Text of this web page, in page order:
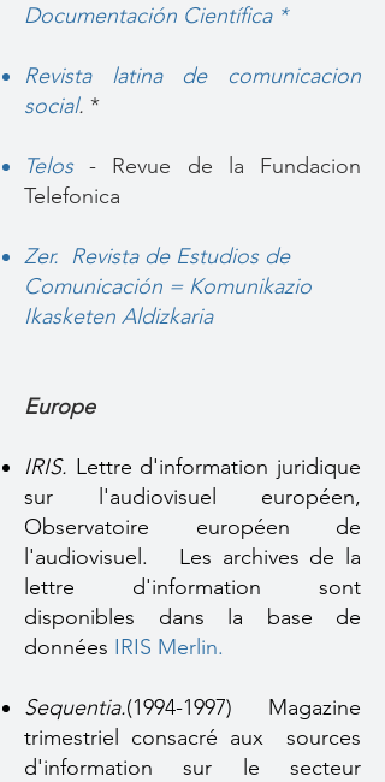
Documentación Científica *
Revista latina de comunicacion
social. *
Telos- Revue de la Fundacion
Telefonica
Zer. Revista de Estudios de
Comunicación = Komunikazio
Ikasketen Aldizkaria
Europe
IRIS. Lettre d'information juridique
sur l'audiovisuel européen,
Observatoire européen de
l'audiovisuel. Les archives de la
lettre d'information sont
disponibles dans la base de
données IRIS Merlin.
Sequentia.(1994-1997) Magazine
trimestriel consacré aux sources
d'information sur le secteur